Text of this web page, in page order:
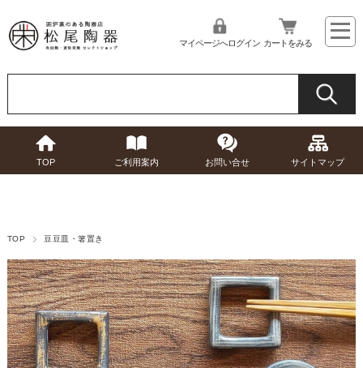
マイページへログイン カートをみる
TOP ご利用案内 お問い合せ サイトマップ
TOP 豆豆皿・箸置き